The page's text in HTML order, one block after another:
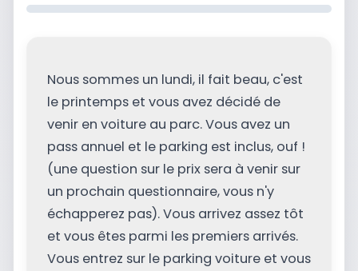
Nous sommes un lundi, il fait beau, c'est
le printemps et vous avez décidé de
venir en voiture au parc. Vous avez un
pass annuel et le parking est inclus, ouf !
(une question sur le prix sera à venir sur
un prochain questionnaire, vous n'y
échapperez pas). Vous arrivez assez tôt
et vous êtes parmi les premiers arrivés.
Vous entrez sur le parking voiture et vous